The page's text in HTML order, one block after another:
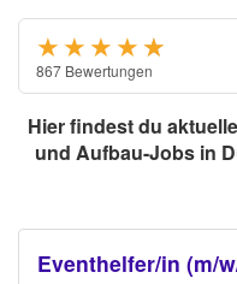
★★★★★
★
867 Bewertungen
Hier findest du
und Aufbau-Jobs in
Eventhelfer/in (m/